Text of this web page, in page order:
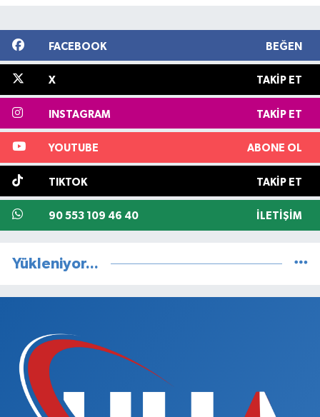
FACEBOOK BEĞEN
X TAKIP ET
INSTAGRAM TAKIP ET
YOUTUBE ABONE OL
TIKTOK TAKIP ET
90 553 109 46 40 İLETIŞIM
Yükleniyor...